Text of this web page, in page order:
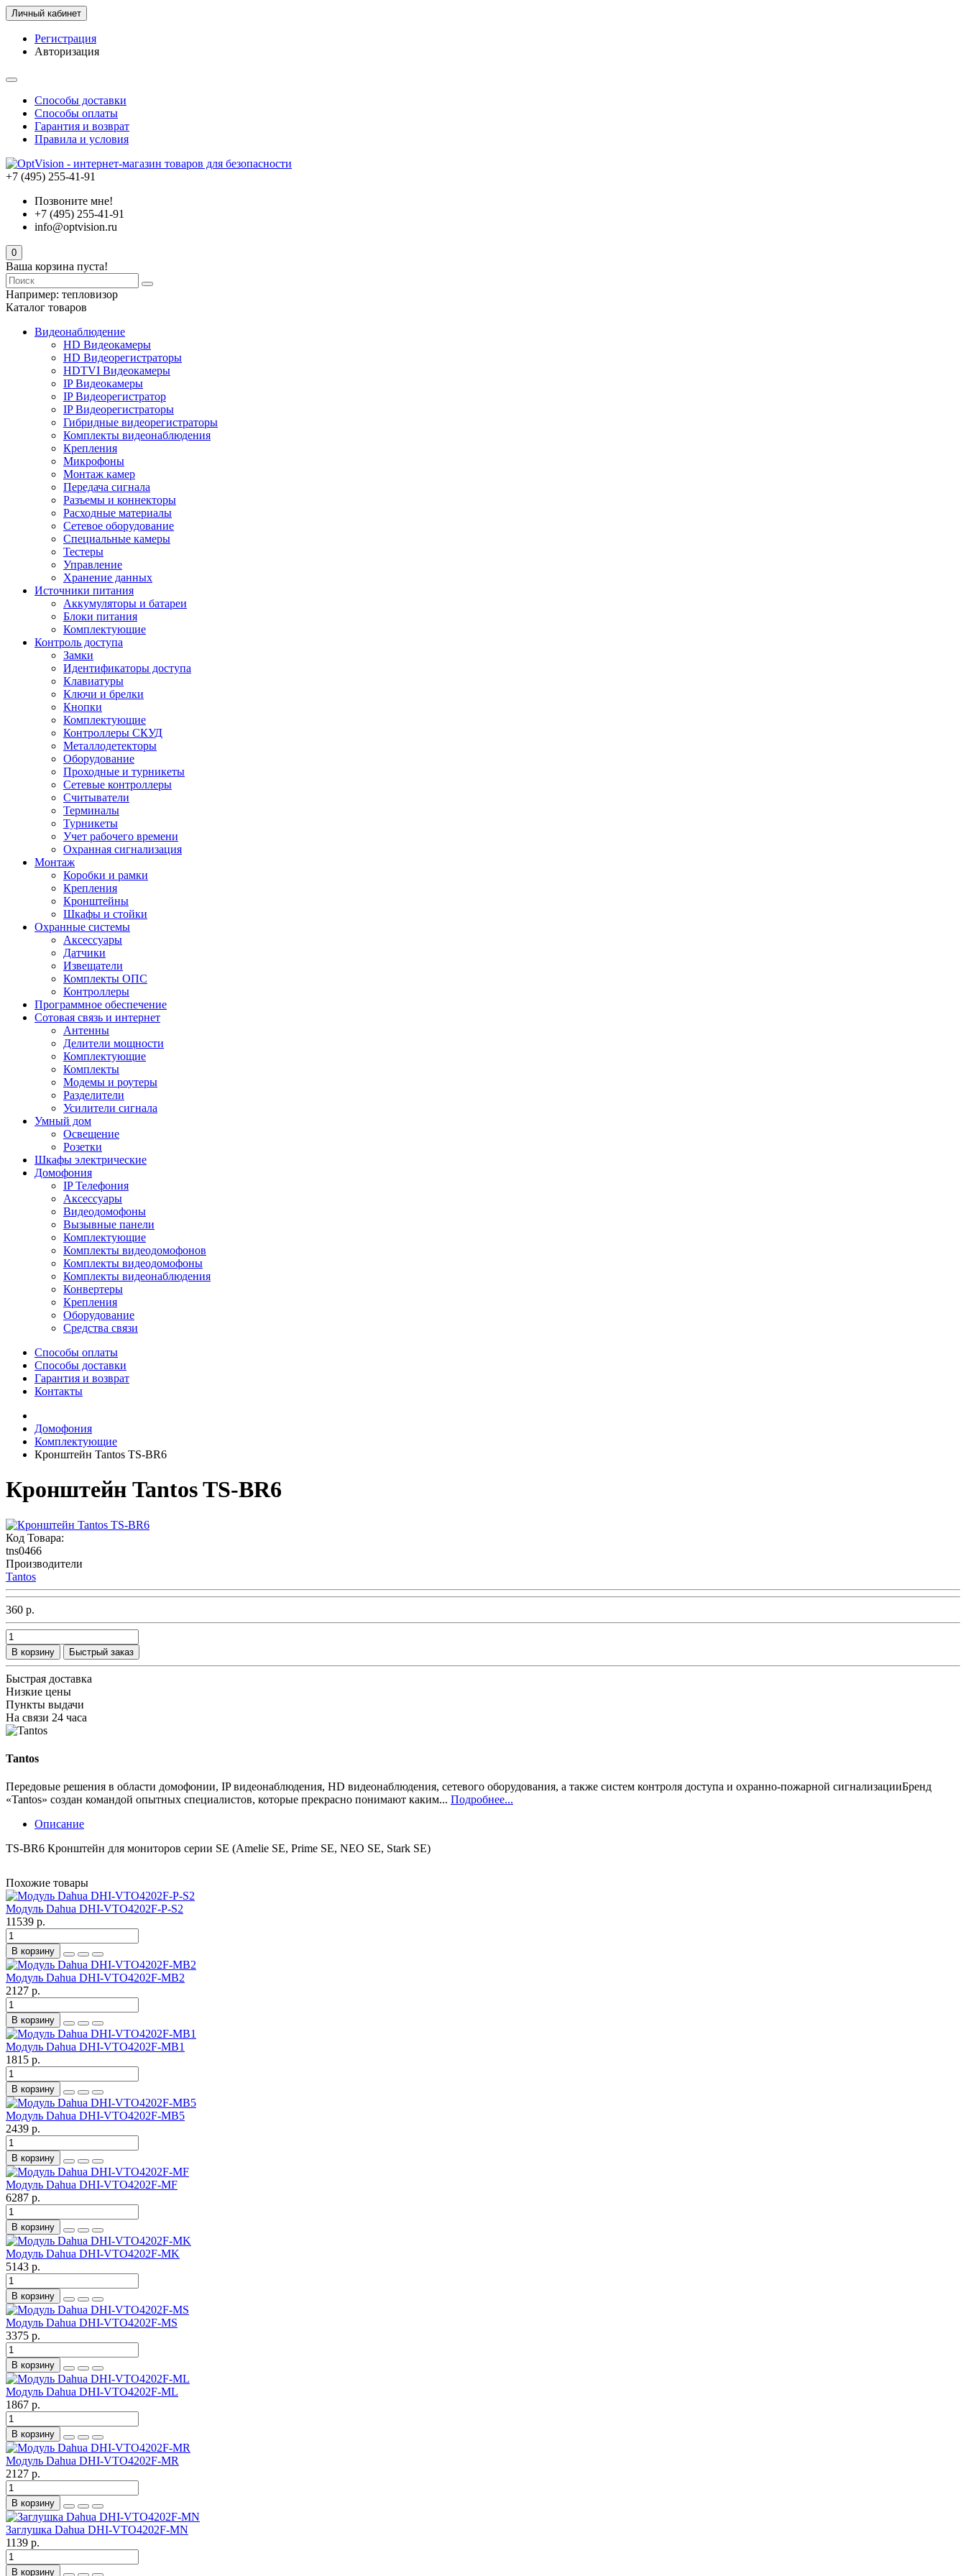
Личный кабинет
Регистрация
Авторизация
Способы доставки
Способы оплаты
Гарантия и возврат
Правила и условия
+7 (495) 255-41-91
Позвоните мне!
+7 (495) 255-41-91
info@optvision.ru
0
Ваша корзина пуста!
Например: тепловизор
Каталог товаров
Видеонаблюдение
HD Видеокамеры
HD Видеорегистраторы
HDTVI Видеокамеры
IP Видеокамеры
IP Видеорегистратор
IP Видеорегистраторы
Гибридные видеорегистраторы
Комплекты видеонаблюдения
Крепления
Микрофоны
Монтаж камер
Передача сигнала
Разъемы и коннекторы
Расходные материалы
Сетевое оборудование
Специальные камеры
Тестеры
Управление
Хранение данных
Источники питания
Аккумуляторы и батареи
Блоки питания
Комплектующие
Контроль доступа
Замки
Идентификаторы доступа
Клавиатуры
Ключи и брелки
Кнопки
Комплектующие
Контроллеры СКУД
Металлодетекторы
Оборудование
Проходные и турникеты
Сетевые контроллеры
Считыватели
Терминалы
Турникеты
Учет рабочего времени
Охранная сигнализация
Монтаж
Коробки и рамки
Крепления
Кронштейны
Шкафы и стойки
Охранные системы
Аксессуары
Датчики
Извещатели
Комплекты ОПС
Контроллеры
Программное обеспечение
Сотовая связь и интернет
Антенны
Делители мощности
Комплектующие
Комплекты
Модемы и роутеры
Разделители
Усилители сигнала
Умный дом
Освещение
Розетки
Шкафы электрические
Домофония
IP Телефония
Аксессуары
Видеодомофоны
Вызывные панели
Комплектующие
Комплекты видеодомофонов
Комплекты видеодомофоны
Комплекты видеонаблюдения
Конвертеры
Крепления
Оборудование
Средства связи
Способы оплаты
Способы доставки
Гарантия и возврат
Контакты
Домофония
Комплектующие
Кронштейн Tantos TS-BR6
Кронштейн Tantos TS-BR6
Код Товара:
tns0466
Производители
Tantos
360 р.
В корзину Быстрый заказ
Быстрая доставка
Низкие цены
Пункты выдачи
На связи 24 часа
Tantos
Передовые решения в области домофонии, IP видеонаблюдения, HD видеонаблюдения, сетевого оборудования, а также систем контроля доступа и охранно-пожарной сигнализацииБренд
«Tantos» создан командой опытных специалистов, которые прекрасно понимают каким... Подробнее...
Описание
TS-BR6 Кронштейн для мониторов серии SE (Amelie SE, Prime SE, NEO SE, Stark SE)
Похожие товары
Модуль Dahua DHI-VTO4202F-P-S2
11539 р.
В корзину
Модуль Dahua DHI-VTO4202F-MB2
2127 р.
В корзину
Модуль Dahua DHI-VTO4202F-MB1
1815 р.
В корзину
Модуль Dahua DHI-VTO4202F-MB5
2439 р.
В корзину
Модуль Dahua DHI-VTO4202F-MF
6287 р.
В корзину
Модуль Dahua DHI-VTO4202F-MK
5143 р.
В корзину
Модуль Dahua DHI-VTO4202F-MS
3375 р.
В корзину
Модуль Dahua DHI-VTO4202F-ML
1867 р.
В корзину
Модуль Dahua DHI-VTO4202F-MR
2127 р.
В корзину
Заглушка Dahua DHI-VTO4202F-MN
1139 р.
В корзину